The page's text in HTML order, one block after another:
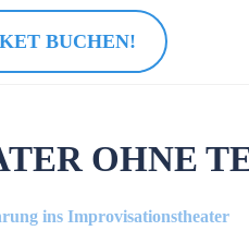
BUCHEN!
OHNE
ins Improvisationstheater